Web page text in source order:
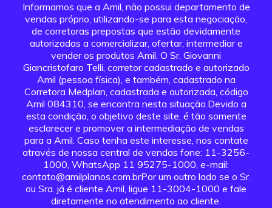
Informamos que a Amil, não possui departamento de
vendas próprio, utilizando-se para esta negociação,
de corretoras prepostas que estão devidamente
autorizadas a comercializar, ofertar, intermediar e
vender os produtos Amil. O Sr. Giovanni
Giancristofaro Telli, corretor cadastrado e autorizado
Amil (pessoa física), e também, cadastrado na
Corretora Medplan, cadastrada e autorizada, código
Amil 084310, se encontra nesta situação.Devido a
esta condição, o objetivo deste site, é tão somente
esclarecer e promover a intermediação de vendas
para a Amil. Caso tenha este interesse, nos contate
através de nossa central de vendas fone: 11-3256-
1000, WhatsApp 11 95275-1000, e-mail:
contato@amilplanos.com.brPor um outro lado se o Sr.
ou Sra. já é cliente Amil, ligue 11-3004-1000 e fale
diretamente no atendimento ao cliente.